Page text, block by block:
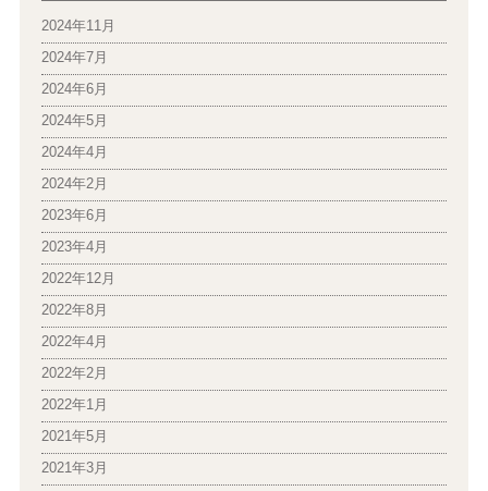
2024年11月
2024年7月
2024年6月
2024年5月
2024年4月
2024年2月
2023年6月
2023年4月
2022年12月
2022年8月
2022年4月
2022年2月
2022年1月
2021年5月
2021年3月